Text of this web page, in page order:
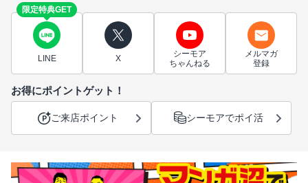
限定特典GET
LINE X
シーモア
ちゃんねる
メルマガ
登録
お得にポイントゲット！
ご来店ポイント シーモアでポイ活